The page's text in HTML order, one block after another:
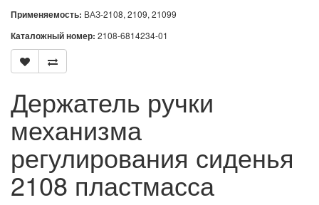
Применяемость: ВАЗ-2108, 2109, 21099
Каталожный номер: 2108-6814234-01
Держатель ручки
механизма
регулирования сиденья
2108 пластмасса